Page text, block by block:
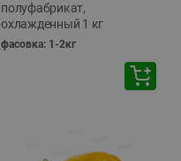
полуфабрикат,
охлажденный 1 кг
фасовка: 1-2кг